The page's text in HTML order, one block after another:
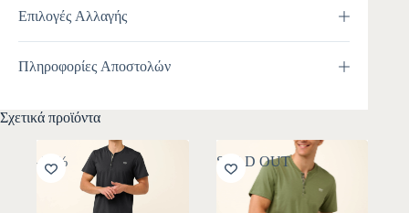
Επιλογές Αλλαγής
Πληροφορίες Αποστολών
Σχετικά προϊόντα
-30% SOLD OUT